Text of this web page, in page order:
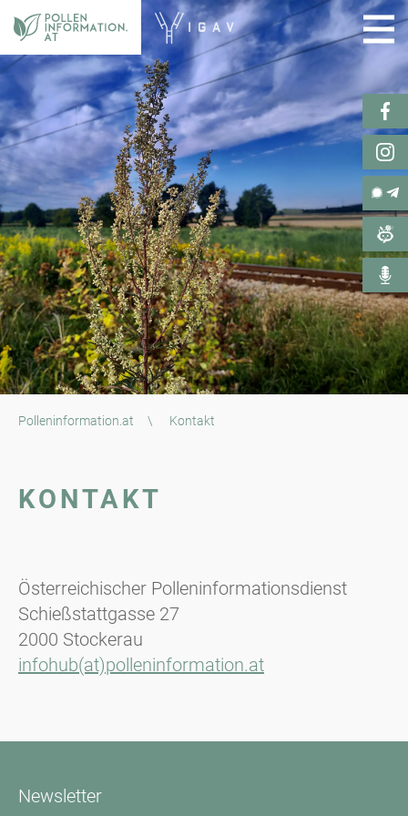
Polleninformation.at \ Kontakt
KONTAKT
Österreichischer Polleninformationsdienst
Schießstattgasse 27
2000 Stockerau
infohub(at)polleninformation.at
Newsletter